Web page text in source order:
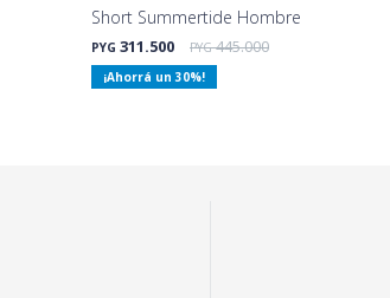
Short Summertide Hombre
PYG 311.500 PYG 445.000
30